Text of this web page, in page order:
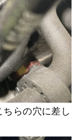
らの穴に差し